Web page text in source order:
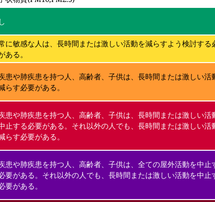
に敏感な人は、長時間または激しい活動を減らすよう検討する
ある。
患や肺疾患を持つ人、高齢者、子供は、長時間または激しい活
らす必要がある。
患や肺疾患を持つ人、高齢者、子供は、長時間または激しい活
止する必要がある。それ以外の人でも、長時間または激しい活
らす必要がある。
患や肺疾患を持つ人、高齢者、子供は、全ての屋外活動を中止
要がある。それ以外の人でも、長時間または激しい活動を中止
要がある。